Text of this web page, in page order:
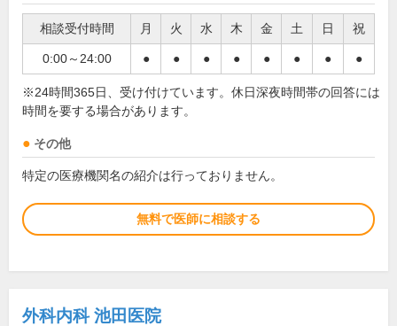
相談受付時間 月 火 水 木 金 土 日 祝
0:00～24:00 ● ● ● ● ● ● ● ●
※24時間365日、受け付けています。休日深夜時間帯の回答には
時間を要する場合があります。
その他
特定の医療機関名の紹介は行っておりません。
無料で医師に相談する
外科内科 池田医院